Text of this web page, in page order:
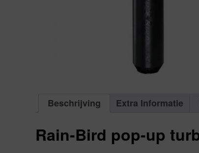
Beschrijving Extra Informatie
Rain-Bird pop-up